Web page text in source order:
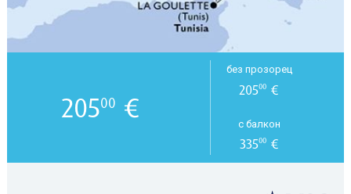
20500 €
без прозорец
20500 €
с балкон
33500€